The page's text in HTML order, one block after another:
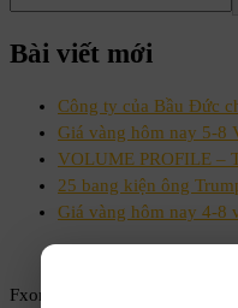
Bài viết mới
Công ty của Bầu Đức
Giá vàng hôm nay 5-8
VOLUME PROFILE –
25 bang kiện ông
Giá vàng hôm nay 4-8
Fxonline24h.com là website